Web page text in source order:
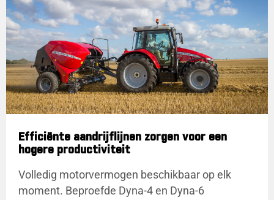
Efficiënte aandrijflijnen zorgen voor een
hogere productiviteit
Volledig motorvermogen beschikbaar op elk
moment. Beproefde Dyna-4 en Dyna-6